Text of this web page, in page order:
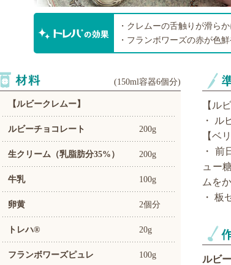
・クレムーの舌触りが滑ら
・フランボワーズの赤が色
(150ml容器6個分)
【ルビークレムー】
ルビーチョコレート 200g
生クリーム（乳脂肪分35%） 200g
牛乳 100g
卵黄 2個分
トレハ® 20g
フランボワーズピュレ 100g
【ル
・ ル
【ベ
・ 前
ュー
ムを
・ 板
ルビ